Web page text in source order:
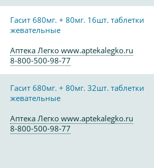
Гасит 680мг. + 80мг. 16шт. таблетки
жевательные
Аптека Легко www.aptekalegko.ru
8-800-500-98-77
Гасит 680мг. + 80мг. 32шт. таблетки
жевательные
Аптека Легко www.aptekalegko.ru
8-800-500-98-77